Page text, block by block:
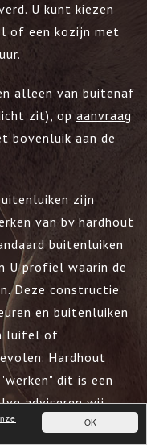
OK
U kunt kiezen
of een kozijn met
alleen van buitenaf
zit), op aanvraag
bovenluik aan de
zijn
van bv hardhout
buitenluiken
U profiel waarin de
Deze constructie
en buitenluiken
luifel of
Hardhout
dit is een
adviseren wij